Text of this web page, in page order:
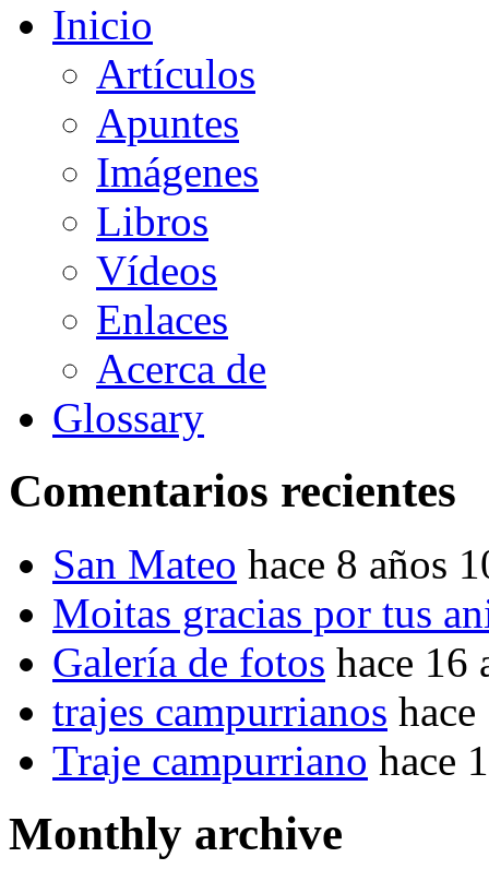
Inicio
Artículos
Apuntes
Imágenes
Libros
Vídeos
Enlaces
Acerca de
Glossary
Comentarios recientes
San Mateo hace 8 años
Moitas gracias por tus
Galería de fotos hace 16
trajes campurrianos
Traje campurriano hace
Monthly archive